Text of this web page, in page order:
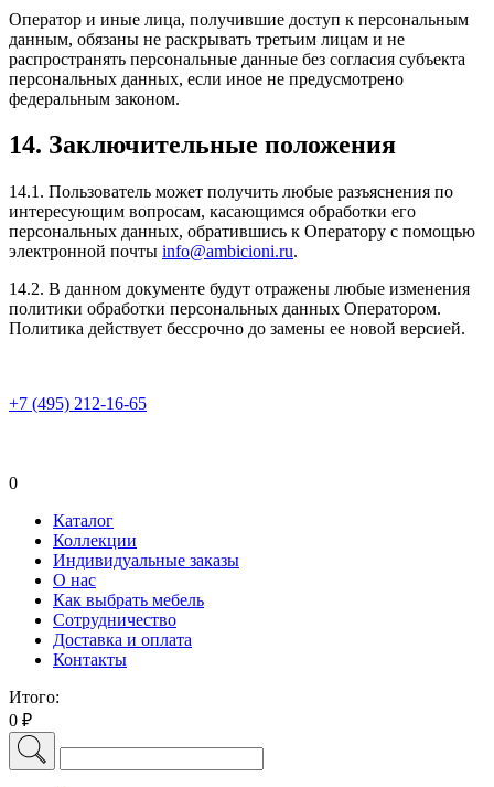
Оператор и иные лица, получившие доступ к персональным
данным, обязаны не раскрывать третьим лицам и не
распространять персональные данные без согласия субъекта
персональных данных, если иное не предусмотрено
федеральным законом.
14. Заключительные положения
14.1. Пользователь может получить любые разъяснения по
интересующим вопросам, касающимся обработки его
персональных данных, обратившись к Оператору с помощью
электронной почты info@ambicioni.ru.
14.2. В данном документе будут отражены любые изменения
политики обработки персональных данных Оператором.
Политика действует бессрочно до замены ее новой версией.
+7 (495) 212-16-65
0
Каталог
Коллекции
Индивидуальные заказы
О нас
Как выбрать мебель
Сотрудничество
Доставка и оплата
Контакты
Итого:
0 ₽